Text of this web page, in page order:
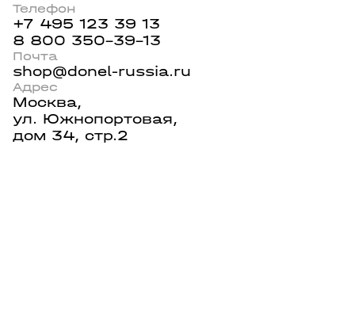
Телефон
+7 495 123 39 13
8 800 350-39-13
Почта
shop@donel-russia.ru
Адрес
Москва,
ул. Южнопортовая,
дом 34, стр.2